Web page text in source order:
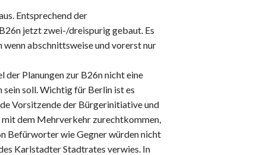
Entsprechend der
jetzt zwei-/dreispurig gebaut. Es
wenn abschnittsweise und vorerst nur
der Planungen zur B26n nicht eine
soll. Wichtig für Berlin ist es
Vorsitzende der Bürgerinitiative und
dem Mehrverkehr zurechtkommen,
Befürworter wie Gegner würden nicht
Karlstadter Stadtrates verwies. In